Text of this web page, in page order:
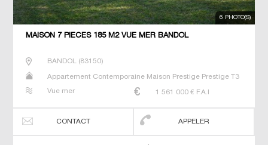
6 PHOTO(S)
MAISON 7 PIECES 185 M2 VUE MER BANDOL
BANDOL (83150)
Appartement Contemporaine Maison Prestige Prestige T3
Vue mer
1 561 000 € F.A.I
CONTACT APPELER